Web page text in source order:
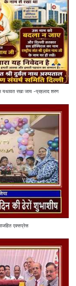
यथावत रखा जाय -प्रहलाद शरण
एक्सप्रेस